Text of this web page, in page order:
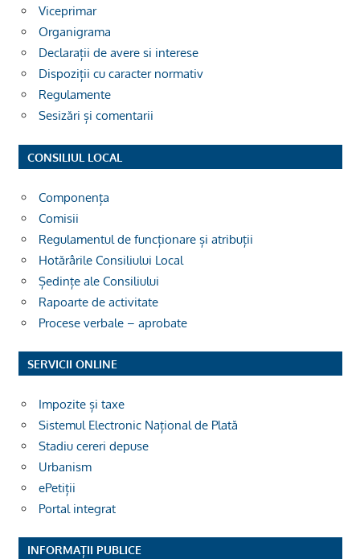
Viceprimar
Organigrama
Declarații de avere si interese
Dispoziții cu caracter normativ
Regulamente
Sesizări și comentarii
CONSILIUL LOCAL
Componența
Comisii
Regulamentul de funcționare și atribuții
Hotărârile Consiliului Local
Ședințe ale Consiliului
Rapoarte de activitate
Procese verbale – aprobate
SERVICII ONLINE
Impozite și taxe
Sistemul Electronic Național de Plată
Stadiu cereri depuse
Urbanism
ePetiții
Portal integrat
INFORMAȚII PUBLICE